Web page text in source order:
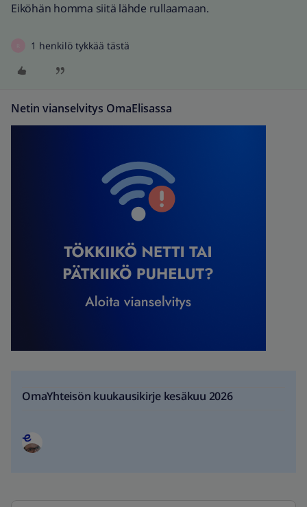
Eiköhän homma siitä lähde rullaamaan.
1 henkilö tykkää tästä
Netin vianselvitys OmaElisassa
OmaYhteisön kuukausikirje kesäkuu 2026